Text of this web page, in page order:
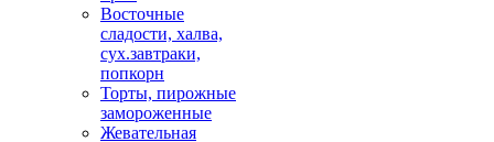
Восточные
сладости, халва,
сух.завтраки,
попкорн
Торты, пирожные
замороженные
Жевательная